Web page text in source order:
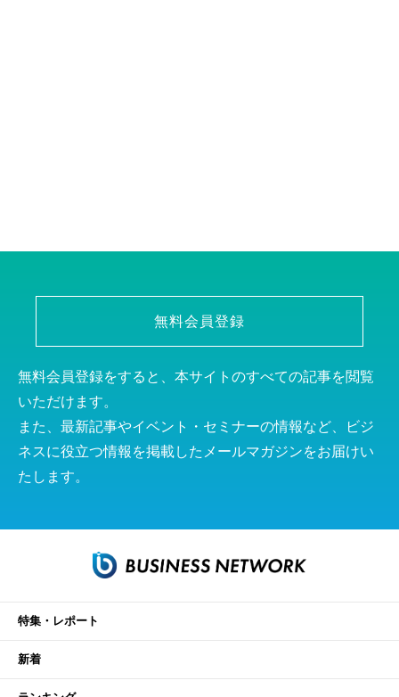
無料会員登録
無料会員登録をすると、本サイトのすべての記事を閲覧
いただけます。
また、最新記事やイベント・セミナーの情報など、ビジ
ネスに役立つ情報を掲載したメールマガジンをお届けい
たします。
特集・レポート
新着